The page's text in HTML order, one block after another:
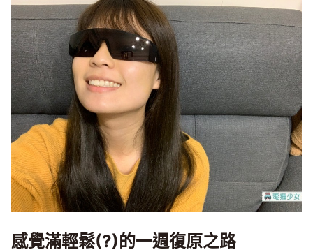
感覺滿輕鬆(?)的一週復原之路